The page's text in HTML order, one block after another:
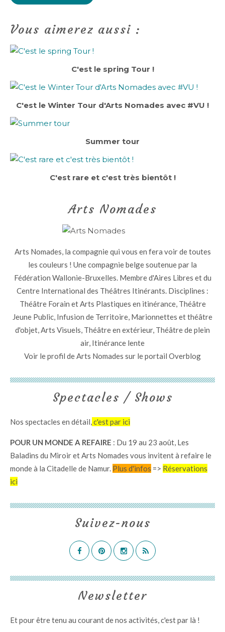
Vous aimerez aussi :
C'est le spring Tour !
C'est le Winter Tour d'Arts Nomades avec #VU !
Summer tour
C'est rare et c'est très bientôt !
Arts Nomades
Arts Nomades, la compagnie qui vous en fera voir de toutes
les couleurs ! Une compagnie belge soutenue par la
Fédération Wallonie-Bruxelles. Membre d'Aires Libres et du
Centre International des Théâtres Itinérants. Disciplines :
Théâtre Forain et Arts Plastiques en itinérance, Théâtre
Jeune Public, Infusion de Territoire, Marionnettes et théâtre
d'objet, Arts Visuels, Théâtre en extérieur, Théâtre de plein
air, Itinérance lente
Voir le profil deArts Nomades sur le portail Overblog
Suivez-nous
Spectacles / Shows
Nos spectacles en détail,c'est par ici
POUR UN MONDE A REFAIRE : Du 19 au 23 août, Les
Baladins du Miroir et Arts Nomades vous invitent à refaire le
monde à la Citadelle de Namur. Plus d'infos => Réservations
ici
Newsletter
Et pour être tenu au courant de nos activités,c'est par là !